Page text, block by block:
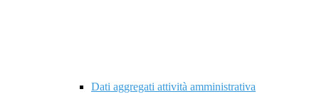
Dati aggregati attività amministrativa